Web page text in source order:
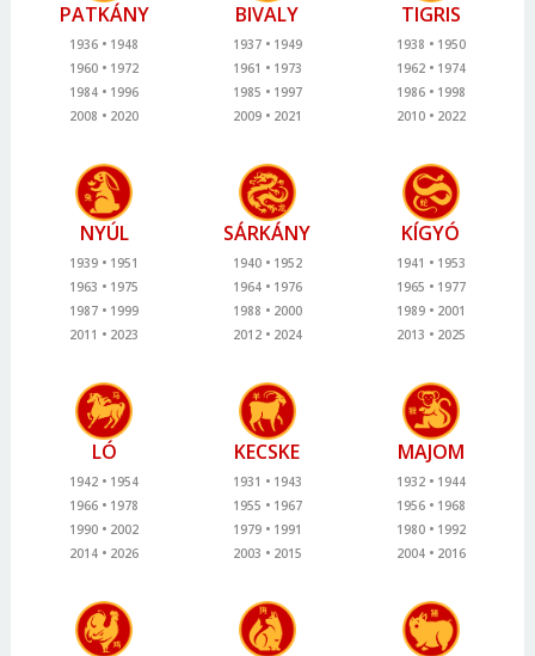
PATKÁNY
1936
1948
1960
1972
1984
1996
2008
2020
BIVALY
1937
1949
1961
1973
1985
1997
2009
2021
TIGRIS
1938
1950
1962
1974
1986
1998
2010
2022
NYÚL
1939
1951
1963
1975
1987
1999
2011
2023
SÁRKÁNY
1940
1952
1964
1976
1988
2000
2012
2024
KÍGYÓ
1941
1953
1965
1977
1989
2001
2013
2025
LÓ
1942
1954
1966
1978
1990
2002
2014
2026
KECSKE
1931
1943
1955
1967
1979
1991
2003
2015
MAJOM
1932
1944
1956
1968
1980
1992
2004
2016